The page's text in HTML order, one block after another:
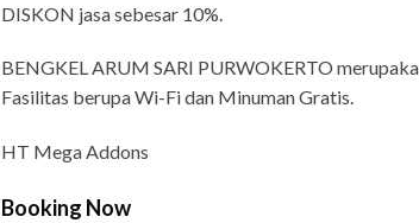
DISKON jasa sebesar 10%.
BENGKEL ARUM SARI PURWOKERTO
Fasilitas berupa Wi-Fi dan Minuman Gratis.
HT Mega Addons
Booking Now